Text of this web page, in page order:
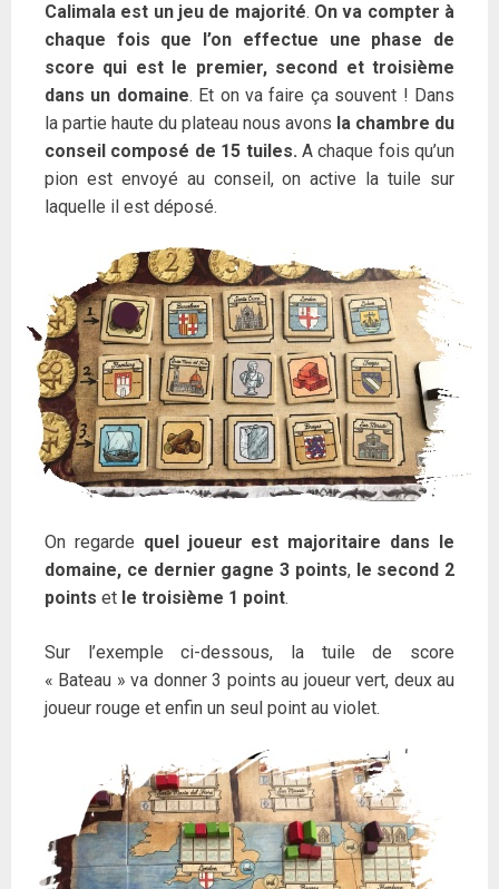
Calimala est un jeu de majorité. On va compter à
chaque fois que l’on effectue une phase de
score qui est le premier, second et troisième
dans un domaine. Et on va faire ça souvent ! Dans
la partie haute du plateau nous avons la chambre du
conseil composé de 15 tuiles. A chaque fois qu’un
pion est envoyé au conseil, on active la tuile sur
laquelle il est déposé.
On regarde quel joueur est majoritaire dans le
domaine, ce dernier gagne 3 points, le second 2
points et le troisième 1 point.
Sur l’exemple ci-dessous, la tuile de score
« Bateau » va donner 3 points au joueur vert, deux au
joueur rouge et enfin un seul point au violet.